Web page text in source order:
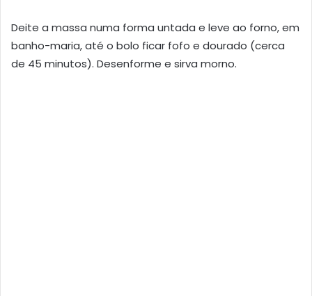
Deite a massa numa forma untada e leve ao forno, em
banho-maria, até o bolo ficar fofo e dourado (cerca
de 45 minutos). Desenforme e sirva morno.